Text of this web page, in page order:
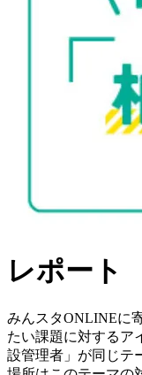
レポート
みんスタONLINEに
たい課題に対するア
設管理者」が同じテ